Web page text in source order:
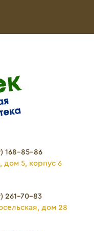
168-85-86
дом 5, корпус 6
261-70-83
дом 28